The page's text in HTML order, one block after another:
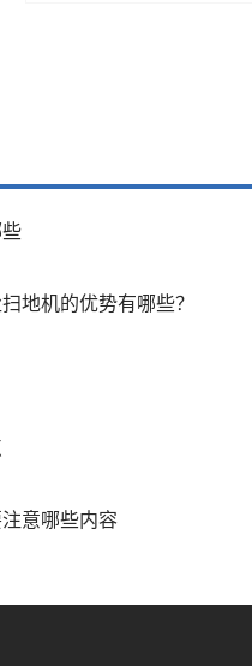
地机的优势有哪些？
意哪些内容